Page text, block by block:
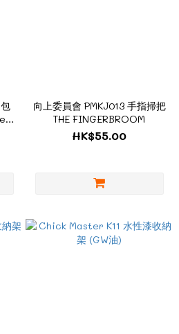
向上委員會 PMKJ013 手指掃把
THE FINGERBROOM
HK$55.00